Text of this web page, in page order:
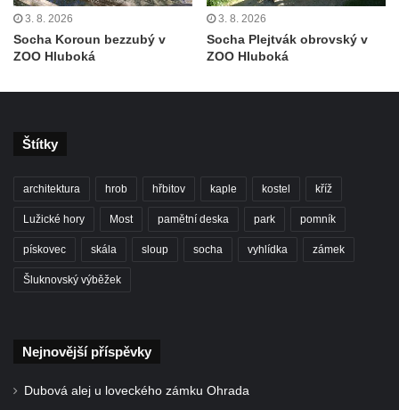
Socha svatého Pavla před kostelem
svatých Petra a Pavla v Jeníkově
Petra a Pavla v Jeníkově
Pod obrázkem na Kamenné cestě pod
Plešným
Olžin pád
Socha svatého Rocha na schodišti ke
Socha svatého Jana Nepomuckého na
Marie ve Vilémově
3. 8. 2026
Socha Koroun bezzubý v
ZOO Hluboká
3. 8. 2026
Socha Plejtvák obrovský v
ZOO Hluboká
Štítky
architektura hrob hřbitov kaple kostel kříž
Lužické hory Most pamětní deska park pomník
pískovec skála sloup socha vyhlídka zámek
Šluknovský výběžek
Nejnovější příspěvky
Dubová alej u loveckého zámku Ohrada